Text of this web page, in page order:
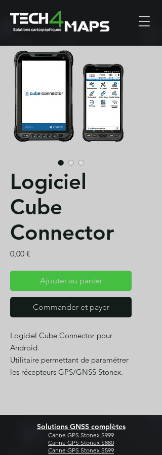
Logiciel
Cube
Connector
0,00 €
Ajouter au panier
Commander et payer
Logiciel Cube Connector pour
Android.
Utilitaire permettant de paramétrer
les récepteurs GPS/GNSS Stonex.
Solutions GNSS complètes
Canne GPS Stonex S999
Canne GPS Stonex S880
Canne GPS Stonex S599